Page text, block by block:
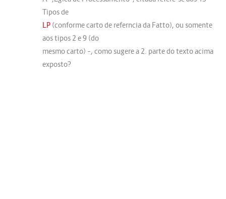
Tipos de
LP (conforme carto de referncia da Fatto), ou somente
aos tipos 2 e 9 (do
mesmo carto) –, como sugere a 2. parte do texto acima
exposto?